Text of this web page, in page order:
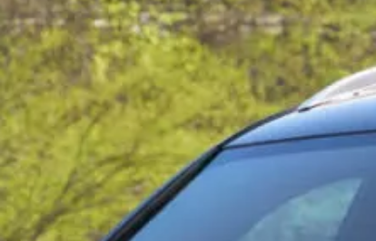
Información Corporativa
Marca y comunidad
DriverGear - Ropa y equipo
Nuestra Federación de Fútbol de EE. UU.
Sala de prensa
Moldeado por el pueblo
Encuentre un concesionario de Volkswagen
Ayuda y soporte